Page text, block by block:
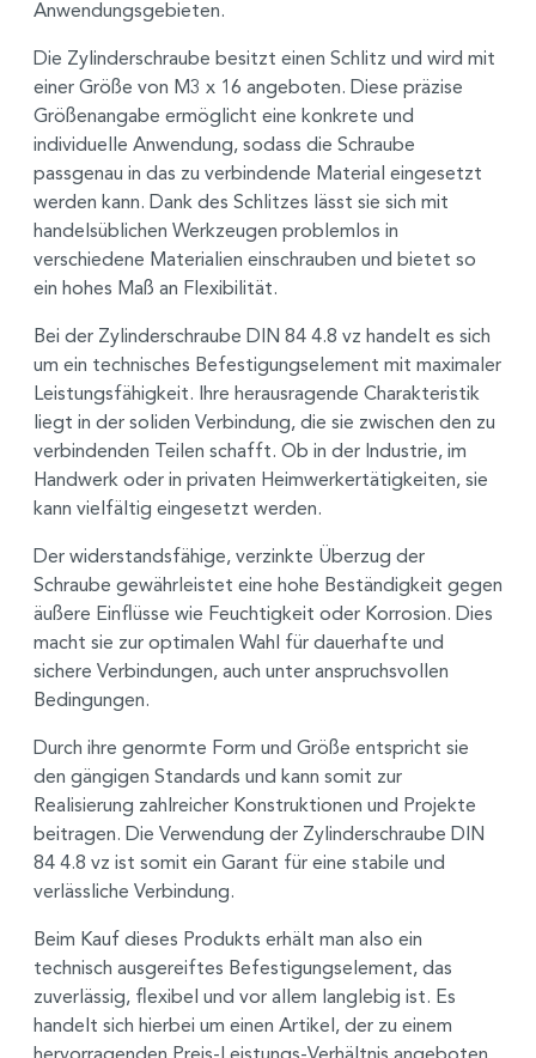
Anwendungsgebieten.
Die Zylinderschraube besitzt einen Schlitz und wird mit
einer Größe von M3 x 16 angeboten. Diese präzise
Größenangabe ermöglicht eine konkrete und
individuelle Anwendung, sodass die Schraube
passgenau in das zu verbindende Material eingesetzt
werden kann. Dank des Schlitzes lässt sie sich mit
handelsüblichen Werkzeugen problemlos in
verschiedene Materialien einschrauben und bietet so
ein hohes Maß an Flexibilität.
Bei der Zylinderschraube DIN 84 4.8 vz handelt es sich
um ein technisches Befestigungselement mit maximaler
Leistungsfähigkeit. Ihre herausragende Charakteristik
liegt in der soliden Verbindung, die sie zwischen den zu
verbindenden Teilen schafft. Ob in der Industrie, im
Handwerk oder in privaten Heimwerkertätigkeiten, sie
kann vielfältig eingesetzt werden.
Der widerstandsfähige, verzinkte Überzug der
Schraube gewährleistet eine hohe Beständigkeit gegen
äußere Einflüsse wie Feuchtigkeit oder Korrosion. Dies
macht sie zur optimalen Wahl für dauerhafte und
sichere Verbindungen, auch unter anspruchsvollen
Bedingungen.
Durch ihre genormte Form und Größe entspricht sie
den gängigen Standards und kann somit zur
Realisierung zahlreicher Konstruktionen und Projekte
beitragen. Die Verwendung der Zylinderschraube DIN
84 4.8 vz ist somit ein Garant für eine stabile und
verlässliche Verbindung.
Beim Kauf dieses Produkts erhält man also ein
technisch ausgereiftes Befestigungselement, das
zuverlässig, flexibel und vor allem langlebig ist. Es
handelt sich hierbei um einen Artikel, der zu einem